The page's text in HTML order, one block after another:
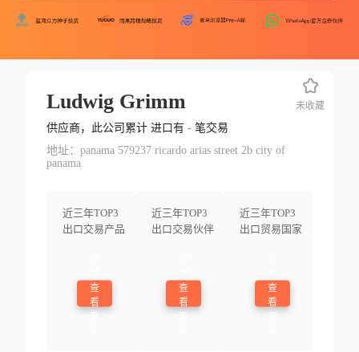
Ludwig Grimm
供应商，此公司累计 进口有 -笔交易
地址：panama 579237 ricardo arias street 2b city of
panama
近三年TOP3
出口交易产品
查
看
近三年TOP3
出口交易伙伴
查
看
近三年TOP3
出口贸易国家
查
看
未收藏